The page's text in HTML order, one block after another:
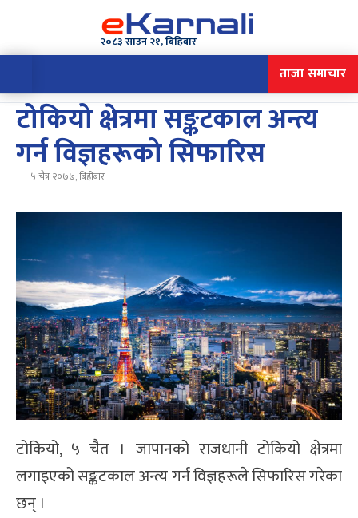
२०८३ साउन २१, बिहिबार
ताजा समाचार
टोकियो क्षेत्रमा सङ्कटकाल अन्त्य
गर्न विज्ञहरूको सिफारिस
५ चैत्र २०७७, बिहीबार
टोकियो, ५ चैत । जापानको राजधानी टोकियो क्षेत्रमा
लगाइएको सङ्कटकाल अन्त्य गर्न विज्ञहरूले सिफारिस गरेका
छन् ।